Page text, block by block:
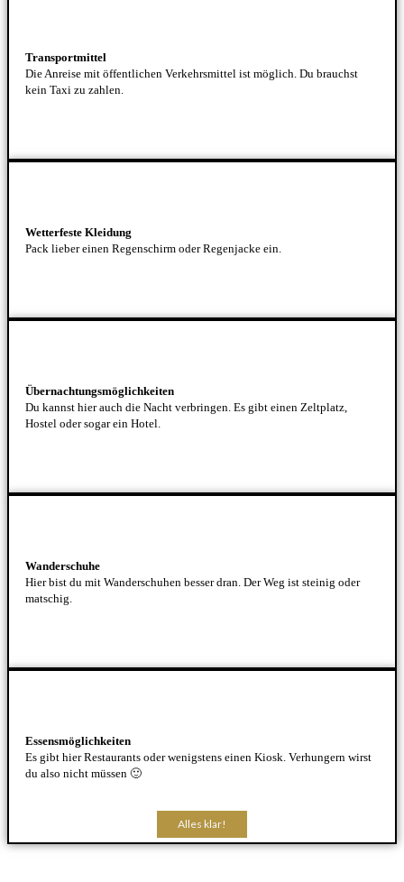
Transportmittel
Die Anreise mit öffentlichen Verkehrsmittel ist möglich. Du brauchst
kein Taxi zu zahlen.
Alles klar!
Wetterfeste Kleidung
Pack lieber einen Regenschirm oder Regenjacke ein.
Alles klar!
Übernachtungsmöglichkeiten
Du kannst hier auch die Nacht verbringen. Es gibt einen Zeltplatz,
Hostel oder sogar ein Hotel.
Alles klar!
Wanderschuhe
Hier bist du mit Wanderschuhen besser dran. Der Weg ist steinig oder
matschig.
Alles klar!
Essensmöglichkeiten
Es gibt hier Restaurants oder wenigstens einen Kiosk. Verhungern wirst
du also nicht müssen 🙂
Alles klar!